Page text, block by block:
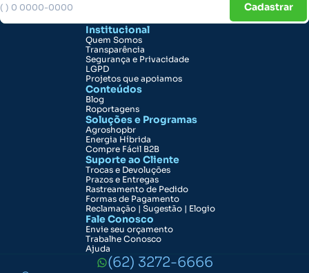
Cadastrar
Institucional
Quem Somos
Transparência
Segurança e Privacidade
LGPD
Projetos que apoiamos
Conteúdos
Blog
Roportagens
Soluções e Programas
Agroshopbr
Energia Híbrida
Compre Fácil B2B
Suporte ao Cliente
Trocas e Devoluções
Prazos e Entregas
Rastreamento de Pedido
Formas de Pagamento
Reclamação | Sugestão | Elogio
Fale Conosco
Envie seu orçamento
Trabalhe Conosco
Ajuda
(62) 3272-6666